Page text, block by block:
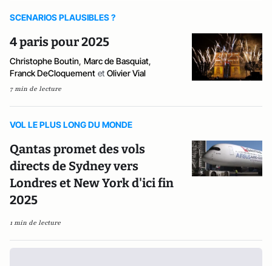
SCENARIOS PLAUSIBLES ?
4 paris pour 2025
Christophe Boutin, Marc de Basquiat,
Franck DeCloquement et Olivier Vial
7 min de lecture
VOL LE PLUS LONG DU MONDE
Qantas promet des vols
directs de Sydney vers
Londres et New York d'ici fin
2025
1 min de lecture